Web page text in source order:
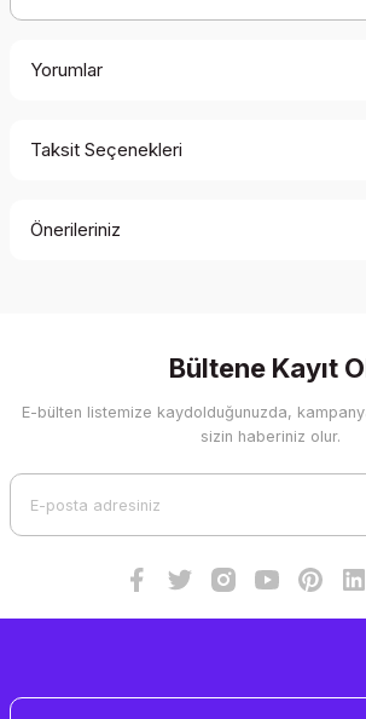
Yorumlar
Taksit Seçenekleri
Önerileriniz
Görüş ve önerileriniz için teşekkür ederiz.
Ürün resmi kalitesiz, bozuk veya
Bültene Kayıt
E-bülten listemize kaydolduğunuzda,
sizin haberiniz olur.